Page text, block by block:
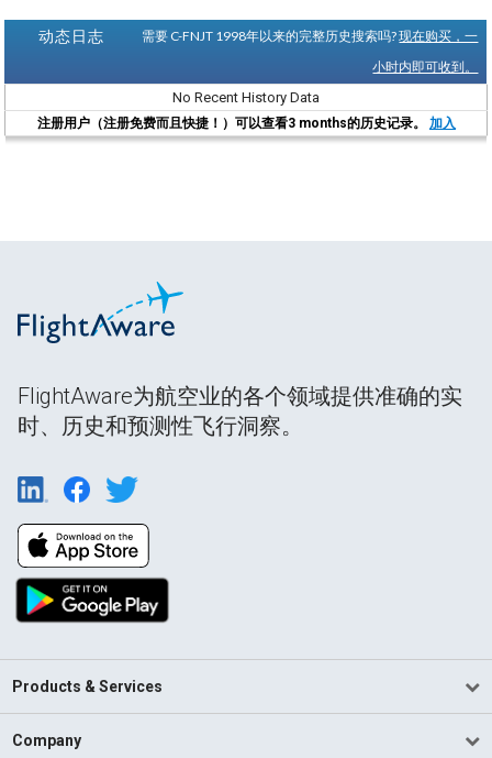
动态日志 需要 C-FNJT 1998年以来的完整历史搜索吗?现在购买，一
小时内即可收到。
No Recent History Data
注册用户（注册免费而且快捷！）可以查看3 months的历史记录。 加入
FlightAware为航空业的各个领域提供准确的实
时、历史和预测性飞行洞察。
Products & Services
Company